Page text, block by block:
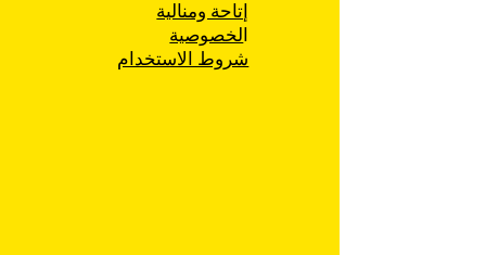
إتاحة ومنالية
لخصوصية
شروط الاستخدام